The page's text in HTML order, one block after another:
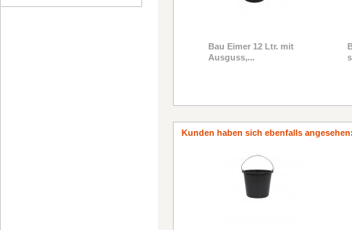
Bau Eimer 12 Ltr. mit
Ausguss,...
Kunden haben sich ebenfalls